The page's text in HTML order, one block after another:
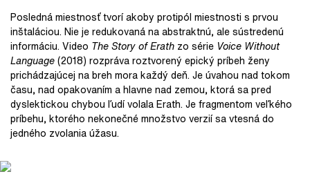
Posledná miestnosť tvorí akoby protipól miestnosti s prvou
inštaláciou. Nie je redukovaná na abstraktnú, ale sústredenú
informáciu. Video The Story of Erath zo série Voice Without
Language(2018) rozpráva roztvorený epický príbeh ženy
prichádzajúcej na breh mora každý deň. Je úvahou nad tokom
času, nad opakovaním a hlavne nad zemou, ktorá sa pred
dyslektickou chybou ľudí volala Erath. Je fragmentom veľkého
príbehu, ktorého nekonečné množstvo verzií sa vtesná do
jedného zvolania úžasu.